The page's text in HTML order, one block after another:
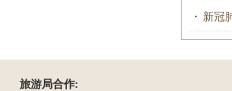
新冠
旅游局合作: